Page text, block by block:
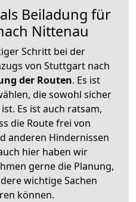
Beiladung für
Nittenau
Schritt bei der
von Stuttgart nach
der Routen. Es ist
die sowohl sicher
Es ist auch ratsam,
die Route frei von
anderen Hindernissen
hier haben wir
gerne die Planung,
wichtige Sachen
können.